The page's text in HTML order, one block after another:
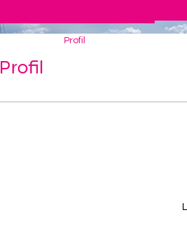
Profil
Profil